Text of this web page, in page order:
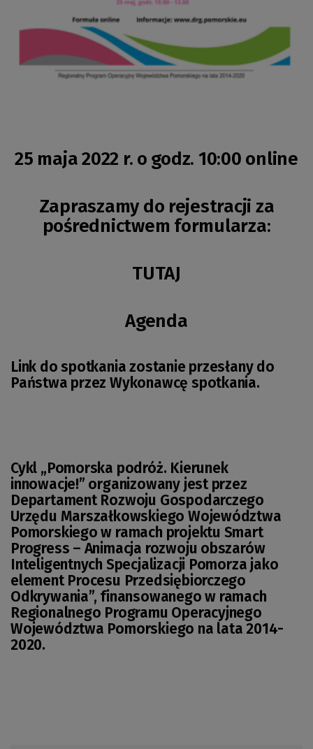
25 maja 2022 r. o godz. 10:00 online
Zapraszamy do rejestracji za
pośrednictwem formularza:
TUTAJ
Agenda
Link do spotkania zostanie przesłany do
Państwa przez Wykonawcę spotkania.
Cykl „Pomorska podróż. Kierunek
innowacje!” organizowany jest przez
Departament Rozwoju Gospodarczego
Urzędu Marszałkowskiego Województwa
Pomorskiego w ramach projektu Smart
Progress – Animacja rozwoju obszarów
Inteligentnych Specjalizacji Pomorza jako
element Procesu Przedsiębiorczego
Odkrywania”, finansowanego w ramach
Regionalnego Programu Operacyjnego
Województwa Pomorskiego na lata 2014-
2020.